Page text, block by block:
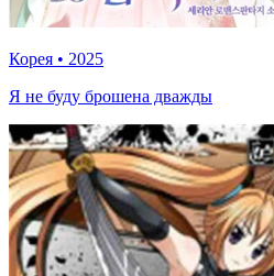
Корея • 2025
Я не буду брошена дважды